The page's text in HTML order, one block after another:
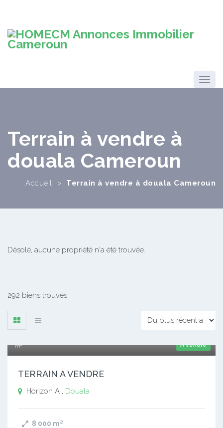
Terrain à vendre à
douala Cameroun
Accueil > Terrain à vendre à douala Cameroun
Désolé, aucune propriété n'a été trouvée.
292 biens trouvés
A vendre
18 000 xaf
m²
TERRAIN A VENDRE
Horizon A , Douala
8 000 m²